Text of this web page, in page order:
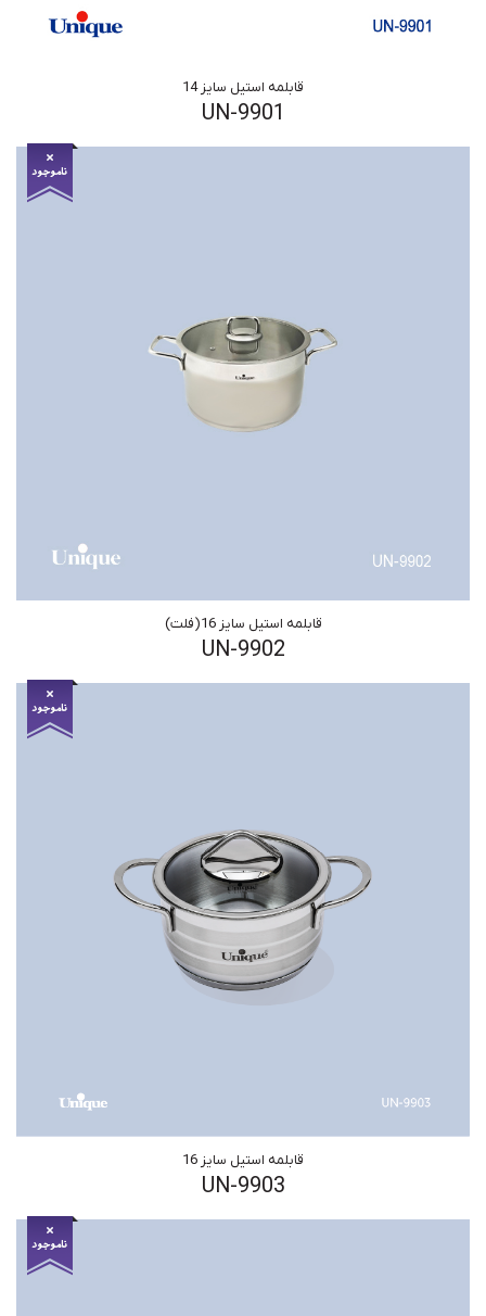
قابلمه استیل سایز 14
UN-9901
قابلمه استیل سایز 16(فلت)
UN-9902
قابلمه استیل سایز 16
UN-9903